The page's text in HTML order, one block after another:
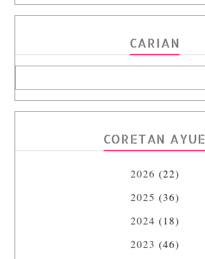
CARIAN
CORETAN AYUE
2026 (22)
2025 (36)
2024 (18)
2023 (46)